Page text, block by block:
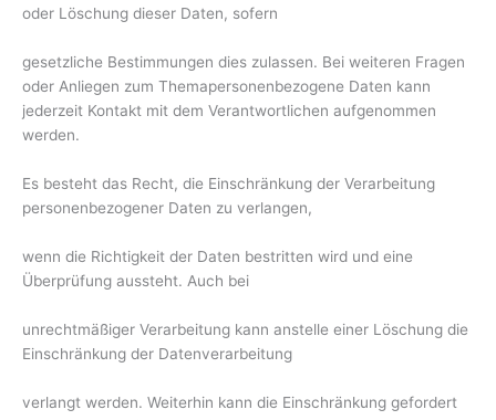
oder Löschung dieser Daten, sofern
gesetzliche Bestimmungen dies zulassen. Bei weiteren Fragen
oder Anliegen zum Themapersonenbezogene Daten kann
jederzeit Kontakt mit dem Verantwortlichen aufgenommen
werden.
Es besteht das Recht, die Einschränkung der Verarbeitung
personenbezogener Daten zu verlangen,
wenn die Richtigkeit der Daten bestritten wird und eine
Überprüfung aussteht. Auch bei
unrechtmäßiger Verarbeitung kann anstelle einer Löschung die
Einschränkung der Datenverarbeitung
verlangt werden. Weiterhin kann die Einschränkung gefordert